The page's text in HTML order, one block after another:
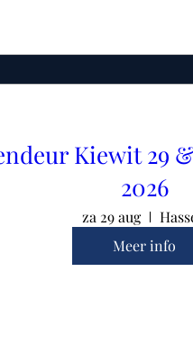
Kiewit 29
2026
za 29 aug
Meer info